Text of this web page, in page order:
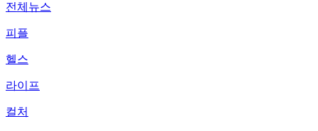
전체뉴스
피플
헬스
라이프
컬처